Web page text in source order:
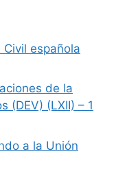
española
de la
(DEV) (LXII) – 1
a la Unión